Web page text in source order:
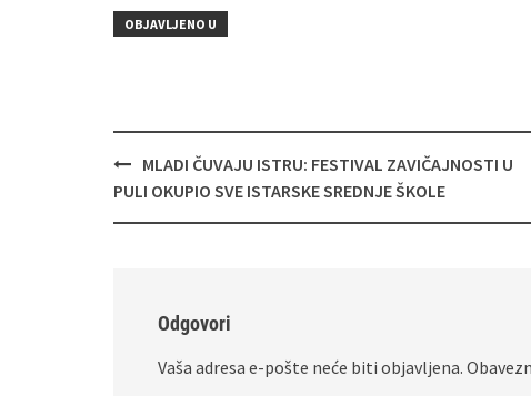
OBJAVLJENO U
Navigacija
objava
MLADI ČUVAJU ISTRU: FESTIVAL ZAVIČAJNOSTI U
PULI OKUPIO SVE ISTARSKE SREDNJE ŠKOLE
Odgovori
Vaša adresa e-pošte neće biti objavljena.